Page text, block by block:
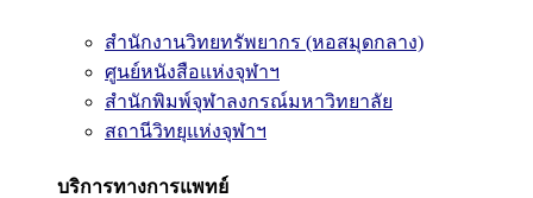
สำนักงานวิทยทรัพยากร (หอสมุดกลาง)
ศูนย์หนังสือแห่งจุฬาฯ
สำนักพิมพ์จุฬาลงกรณ์มหาวิทยาลัย
สถานีวิทยุแห่งจุฬาฯ
บริการทางการแพทย์